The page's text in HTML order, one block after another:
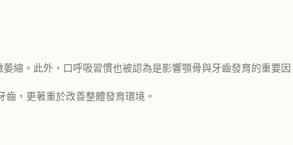
縮。此外，口呼吸習慣也被認為是影響顎骨與牙齒發育的重要因
，更著重於改善整體發育環境。